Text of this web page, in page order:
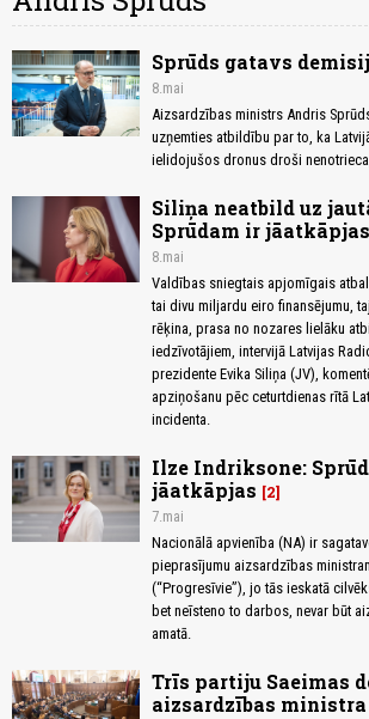
Sprūds gatavs
8.mai
Aizsardzības ministrs Andris
uzņemties atbildību par to, ka
ielidojušos dronus droši
Siliņa neatbild uz
Sprūdam ir jāatkāpjas
8.mai
Valdības sniegtais apjomīgais
tai divu miljardu eiro finansējumu,
rēķina, prasa no nozares lielāku
iedzīvotājiem, intervijā Latvijas
prezidente Evika Siliņa (JV),
apziņošanu pēc ceturtdienas rītā
incidenta.
Ilze Indriksone:
jāatkāpjas
2
7.mai
Nacionālā apvienība (NA) ir
pieprasījumu aizsardzības
(“Progresīvie”), jo tās ieskatā
bet neīsteno to darbos, nevar būt
amatā.
Trīs partiju Saeimas
aizsardzības